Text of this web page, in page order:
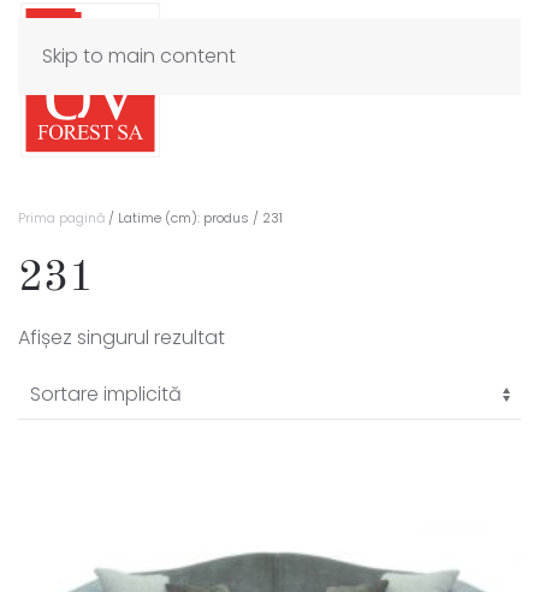
Skip to main content
Prima pagină / Latime (cm): produs / 231
231
Afișez singurul rezultat